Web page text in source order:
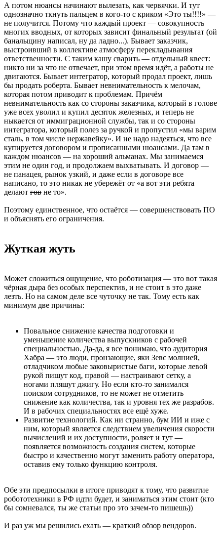
А потом нюансы начинают вылезать, как червячки. И тут
однозначно ткнуть пальцем в кого-то с криком «Это ты!!!!» —
не получится. Потому что каждый проект — совокупность
многих вводных, от которых зависит финальный результат (ой
банальщину написал, ну да ладно...). Бывает заказчик,
выстроивший в коллективе атмосферу перекладывания
ответственности. С таким кашу сварить — отдельный квест:
никто ни за что не отвечает, при этом время идёт, а работы не
двигаются. Бывает интегратор, который продал проект, лишь
бы продать роберта. Бывает невнимательность к мелочам,
которая потом приводит к проблемам. Причём
невнимательность как со стороны заказчика, который в голове
уже всех уволил и купил десяток железных, и теперь не
ныкается от иммиграционной службы, так и со стороны
интегратора, который полез за ручкой и пропустил «мы варим
сталь, в том числе нержавейку». И не надо надеяться, что все
купируется договором и прописанными нюансами. Да там в
каждом нюансов — на хороший альманах. Мы занимаемся
этим не один год, и продолжаем выхватывать. И договор —
не панацея, рынок узкий, и даже если в договоре все
написано, то это никак не убережёт от «а вот эти ребята
делают гов не то».
Поэтому единственное, что остаётся — совершенствовать ПО
и объяснять его ограничения.
Жуткая жуть
Может сложиться ощущение, что роботизация — это вот такая
чёрная дыра без особых перспектив, и не стоит в это даже
лезть. Но на самом деле все чуточку не так. Тому есть как
минимум две причины:
Повальное снижение качества подготовки и
уменьшение количества выпускников с рабочей
специальностью. Да-да, я все понимаю, что аудитория
Хабра — это люди, пронзающие, яки Зевс молнией,
отладчиком любые заковыристые баги, которые левой
рукой пишут код, правой — настраивают сетку, а
ногами пляшут джигу. Но если кто-то занимался
поиском сотрудников, то не может не отметить
снижение как количества, так и уровня тех же разрабов.
И в рабочих специальностях все ещё хуже.
Развитие технологий. Как ни странно, бум ИИ и иже с
ним, который является следствием увеличения скорости
вычислений и их доступности, роляет и тут —
появляется возможность создания систем, которые
быстро и качественно могут заменить работу оператора,
оставив ему только функцию контроля.
Обе эти предпосылки в итоге приводят к тому, что развитие
робототехники в РФ идти будет, и заниматься этим стоит (кто
бы сомневался, ты же статьи про это зачем-то пишешь))
И раз уж мы решились ехать — краткий обзор вендоров.